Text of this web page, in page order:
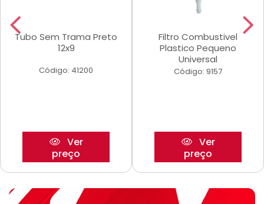
Tubo Sem Trama Preto
12x9
Código: 41200
Ver
preço
Filtro Combustivel
Plastico Pequeno
Universal
Código: 9157
Ver
preço